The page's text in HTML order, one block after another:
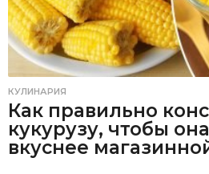
КУЛИНАРИЯ
Как правильно
кукурузу, чтобы
вкуснее